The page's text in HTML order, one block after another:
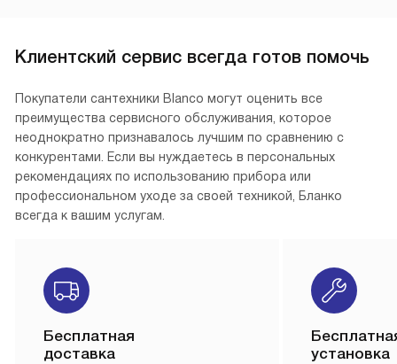
Клиентский сервис всегда готов помочь
Покупатели сантехники Blanco могут оценить все
преимущества сервисного обслуживания, которое
неоднократно признавалось лучшим по сравнению с
конкурентами. Если вы нуждаетесь в персональных
рекомендациях по использованию прибора или
профессиональном уходе за своей техникой, Бланко
всегда к вашим услугам.
Бесплатная
доставка
установка